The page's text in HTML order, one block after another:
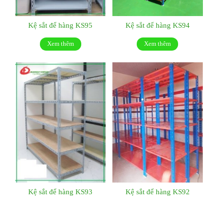
Kệ sắt để hàng KS95
Xem thêm
Kệ sắt để hàng KS94
Xem thêm
Kệ sắt để hàng KS93 Kệ sắt để hàng KS92